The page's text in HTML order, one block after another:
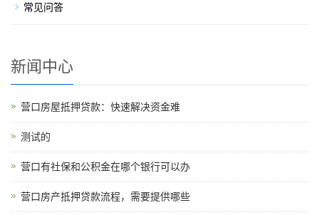
常见问答
新闻中心
营口房屋抵押贷款：快速解决资金难
测试的
营口有社保和公积金在哪个银行可以办
营口房产抵押贷款流程，需要提供哪些